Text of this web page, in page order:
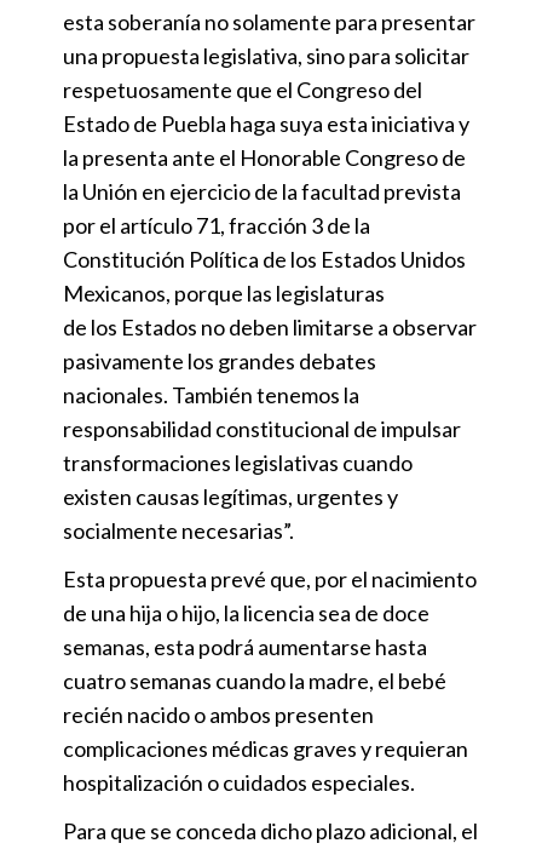
esta soberanía no solamente para presentar
una propuesta legislativa, sino para solicitar
respetuosamente que el Congreso del
Estado de Puebla haga suya esta iniciativa y
la presenta ante el Honorable Congreso de
la Unión en ejercicio de la facultad prevista
por el artículo 71, fracción 3 de la
Constitución Política de los Estados Unidos
Mexicanos, porque las legislaturas
de los Estados no deben limitarse a observar
pasivamente los grandes debates
nacionales. También tenemos la
responsabilidad constitucional de impulsar
transformaciones legislativas cuando
existen causas legítimas, urgentes y
socialmente necesarias”.
Esta propuesta prevé que, por el nacimiento
de una hija o hijo, la licencia sea de doce
semanas, esta podrá aumentarse hasta
cuatro semanas cuando la madre, el bebé
recién nacido o ambos presenten
complicaciones médicas graves y requieran
hospitalización o cuidados especiales.
Para que se conceda dicho plazo adicional, el